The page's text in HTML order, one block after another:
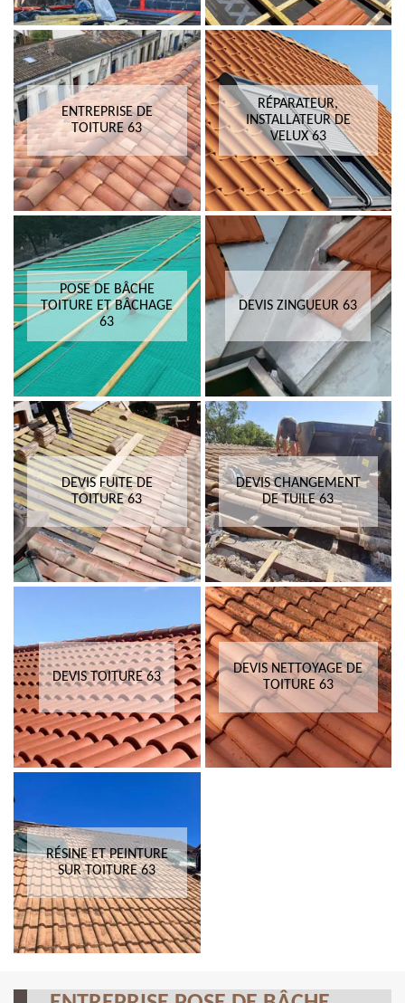
ENTREPRISE DE
TOITURE 63
RÉPARATEUR,
INSTALLATEUR DE
VELUX 63
POSE DE BÂCHE
TOITURE ET BÂCHAGE
63
DEVIS ZINGUEUR 63
DEVIS FUITE DE
TOITURE 63
DEVIS CHANGEMENT
DE TUILE 63
DEVIS TOITURE 63
DEVIS NETTOYAGE DE
TOITURE 63
RÉSINE ET PEINTURE
SUR TOITURE 63